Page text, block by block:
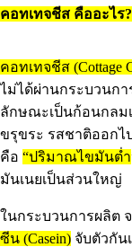
คอทเทจชีส คืออะไร
คอทเทจชีส (Cottage
ไม่ได้ผ่านกระบวนก
ลักษณะเป็นก้อนกลม
ขรุขระ รสชาติออกไ
คือ “ปริมาณไขมันต่ำ
มันเนยเป็นส่วนใหญ่
ในกระบวนการผลิต
ซีน (Casein) จับตัวกัน